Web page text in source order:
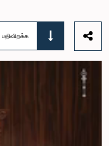
பதிவிறக்க